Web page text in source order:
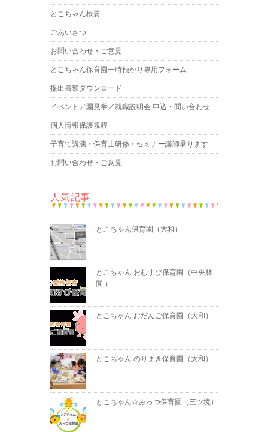
とこちゃん概要
ごあいさつ
お問い合わせ・ご意見
とこちゃん保育園一時預かり専用フォーム
提出書類ダウンロード
イベント／園見学／就職説明会 申込・問い合わせ
個人情報保護規程
子育て講演・保育士研修・セミナー講師承ります
お問い合わせ・ご意見
人気記事
とこちゃん保育園（大和）
とこちゃん おむすび保育園（中央林
間 ）
とこちゃん おだんご保育園（大和）
とこちゃん のりまき保育園（大和）
とこちゃん☆みっつ保育園（三ツ境）